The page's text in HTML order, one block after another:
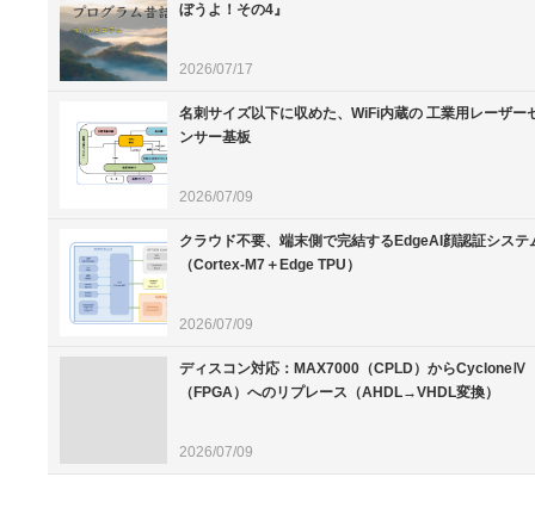
ぼうよ！その4』
2026/07/17
名刺サイズ以下に収めた、WiFi内蔵の 工業用レーザー
ンサー基板
2026/07/09
クラウド不要、端末側で完結するEdgeAI顔認証システ
（Cortex-M7＋Edge TPU）
2026/07/09
ディスコン対応：MAX7000（CPLD）からCycloneⅣ
（FPGA）へのリプレース（AHDL→VHDL変換）
2026/07/09